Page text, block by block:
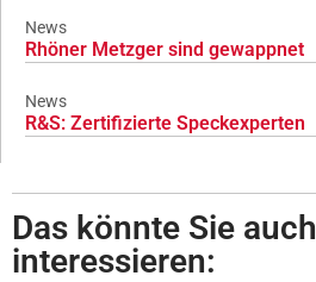
News
Rhöner Metzger sind gewappnet
News
R&S: Zertifizierte Speckexperten
Das könnte Sie auch
interessieren: